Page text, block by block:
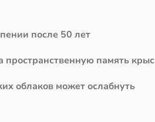
после 50 лет
память крыс
облаков может ослабнуть